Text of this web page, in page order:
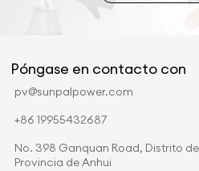
Póngase en contacto con
pv@sunpalpower.com
+86 19955432687
No. 398 Ganquan Road, Distrito
Provincia de Anhui